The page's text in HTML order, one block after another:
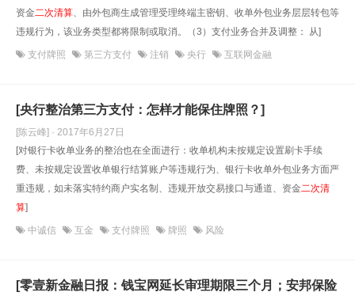
资金二次清算、由外包商生成管理受理终端主密钥、收单外包业务层层转包等
违规行为，该业务类型都将限制或取消。（3）支付业务合并及调整： 从]
支付牌照 第三方支付 注销 央行 互联网金融
[央行整治第三方支付：怎样才能保住牌照？]
[陈云峰] · 2017年6月27日
[对银行卡收单业务的整治也在全面进行：收单机构未按规定设置刷卡手续
费、未按规定设置收单银行结算账户等违规行为、银行卡收单外包业务方面严
重违规，如未落实特约商户实名制、违规开放交易接口与通道、资金二次清
算]
中诚信 互金 支付牌照 牌照 风险
[零壹新金融日报：钱宝网延长审理期限三个月；安邦保险